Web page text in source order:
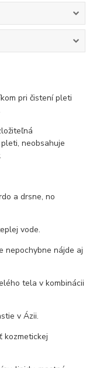
pri čistení pleti
neobsahuje
a drsne, no
vode.
nepochybne nájde aj
tela v kombinácii
v Ázii.
kozmetickej